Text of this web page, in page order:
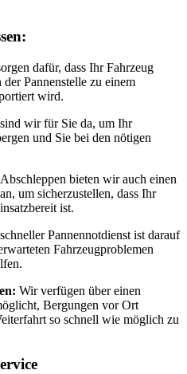
dafür, dass Ihr Fahrzeug
Pannenstelle zu einem
wird.
wir für Sie da, um Ihr
und Sie bei den nötigen
bieten wir auch einen
um sicherzustellen, dass Ihr
ist.
Pannennotdienst ist darauf
Fahrzeugproblemen
Wir verfügen über einen
Bergungen vor Ort
so schnell wie möglich zu